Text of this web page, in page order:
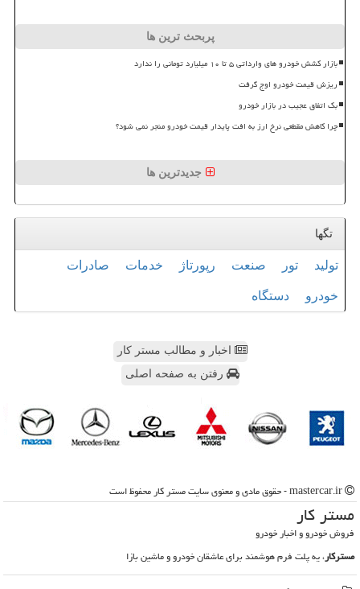
پربحث ترین ها
بازار کشش خودرو های وارداتی ۵ تا ۱۰ میلیارد تومانی را ندارد
ریزش قیمت خودرو اوج گرفت
بک اتفاق عجیب در بازار خودرو
چرا کاهش مقطعی نرخ ارز به افت پایدار قیمت خودرو منجر نمی شود؟
جدیدترین ها
تگها
تولید تور صنعت رپورتاژ خدمات صادرات
خودرو دستگاه
اخبار و مطالب مستر کار
رفتن به صفحه اصلی
مستر كار
فروش خودرو و اخبار خودرو
مسترکار، یه پلت فرم هوشمند برای عاشقان خودرو و ماشین بازا